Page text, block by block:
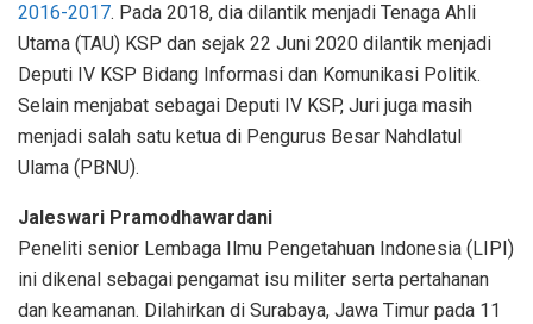
2016-2017. Pada 2018, dia dilantik menjadi Tenaga Ahli
Utama (TAU) KSP dan sejak 22 Juni 2020 dilantik menjadi
Deputi IV KSP Bidang Informasi dan Komunikasi Politik.
Selain menjabat sebagai Deputi IV KSP, Juri juga masih
menjadi salah satu ketua di Pengurus Besar Nahdlatul
Ulama (PBNU).
Jaleswari Pramodhawardani
Peneliti senior Lembaga Ilmu Pengetahuan Indonesia (LIPI)
ini dikenal sebagai pengamat isu militer serta pertahanan
dan keamanan. Dilahirkan di Surabaya, Jawa Timur pada 11